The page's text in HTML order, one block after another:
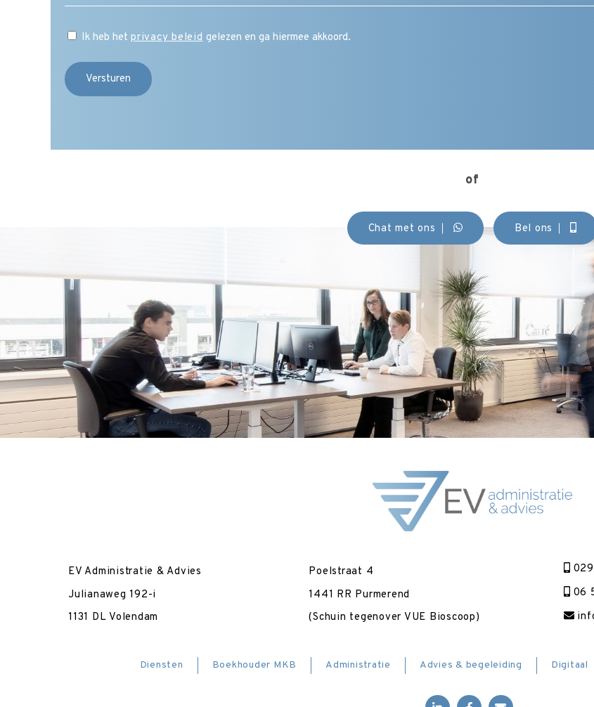
Ik heb het privacy beleidgelezen en ga hiermee akkoord.
of
Chat met ons Bel ons
EV Administratie & Advies
Julianaweg 192-i
1131 DL Volendam
Poelstraat 4
1441 RR Purmerend
(Schuin tegenover VUE Bioscoop)
06
Diensten Boekhouder MKB Administratie Advies & begeleiding Digitaal